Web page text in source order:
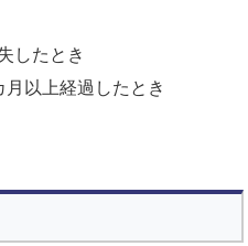
したとき
以上経過したとき